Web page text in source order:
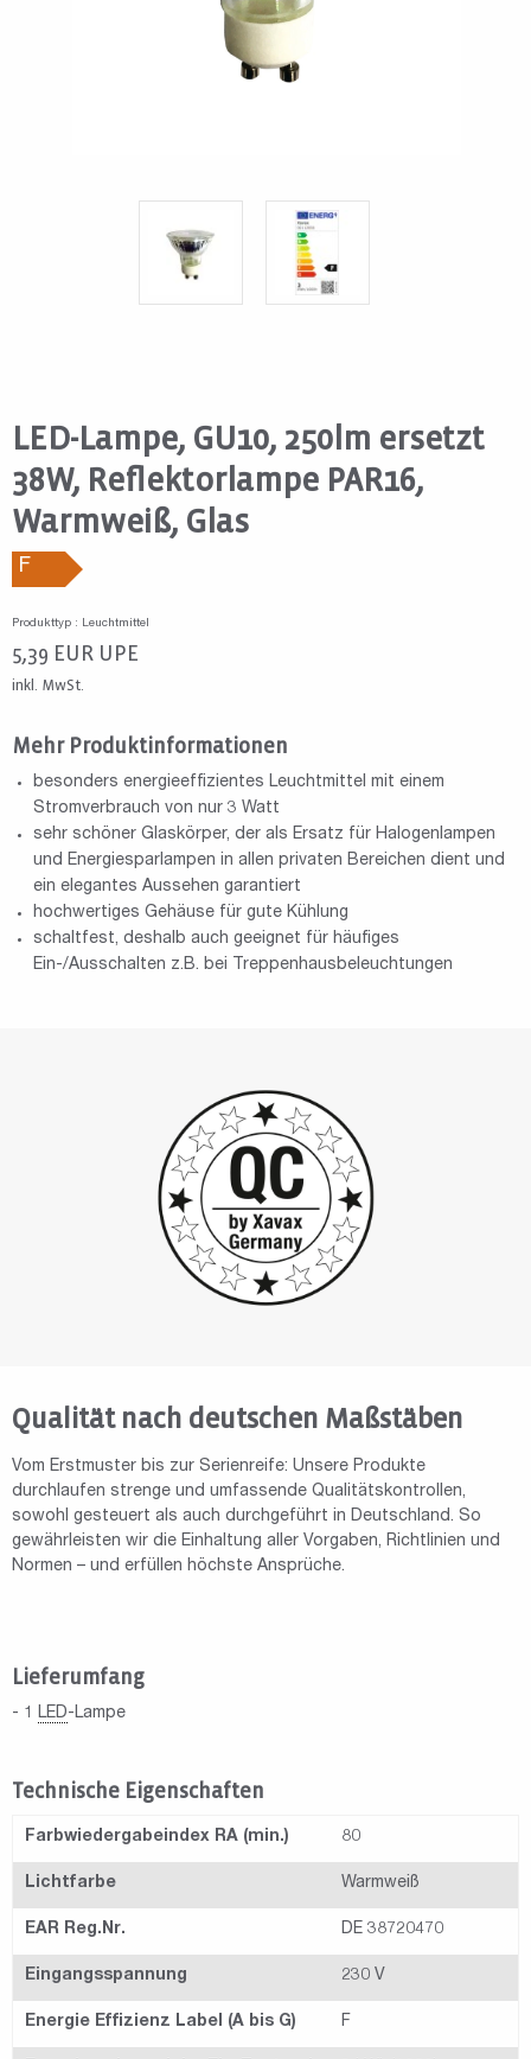
LED-Lampe, GU10, 250lm ersetzt
38W, Reflektorlampe PAR16,
Warmweiß, Glas
F
Produkttyp : Leuchtmittel
5,39 EUR UPE
inkl. MwSt.
Mehr Produktinformationen
besonders energieeffizientes Leuchtmittel mit einem
Stromverbrauch von nur 3 Watt
sehr schöner Glaskörper, der als Ersatz für Halogenlampen
und Energiesparlampen in allen privaten Bereichen dient und
ein elegantes Aussehen garantiert
hochwertiges Gehäuse für gute Kühlung
schaltfest, deshalb auch geeignet für häufiges
Ein-/Ausschalten z.B. bei Treppenhausbeleuchtungen
Qualität nach deutschen Maßstäben
Vom Erstmuster bis zur Serienreife: Unsere Produkte
durchlaufen strenge und umfassende Qualitätskontrollen,
sowohl gesteuert als auch durchgeführt in Deutschland. So
gewährleisten wir die Einhaltung aller Vorgaben, Richtlinien und
Normen – und erfüllen höchste Ansprüche.
Lieferumfang
- 1 LED-Lampe
Technische Eigenschaften
Farbwiedergabeindex RA (min.) 80
Lichtfarbe Warmweiß
EAR Reg.Nr. DE 38720470
Eingangsspannung 230 V
Energie Effizienz Label (A bis G) F